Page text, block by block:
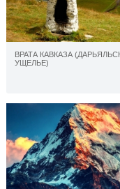
ВРАТА КАВКАЗА
УЩЕЛЬЕ)